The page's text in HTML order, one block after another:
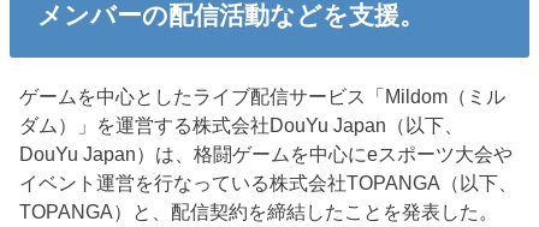
メンバーの配信活動などを支援。
ゲームを中心としたライブ配信サービス「Mildom（ミル
ダム）」を運営する株式会社DouYu Japan（以下、
DouYu Japan）は、格闘ゲームを中心にeスポーツ大会や
イベント運営を行なっている株式会社TOPANGA（以下、
TOPANGA）と、配信契約を締結したことを発表した。